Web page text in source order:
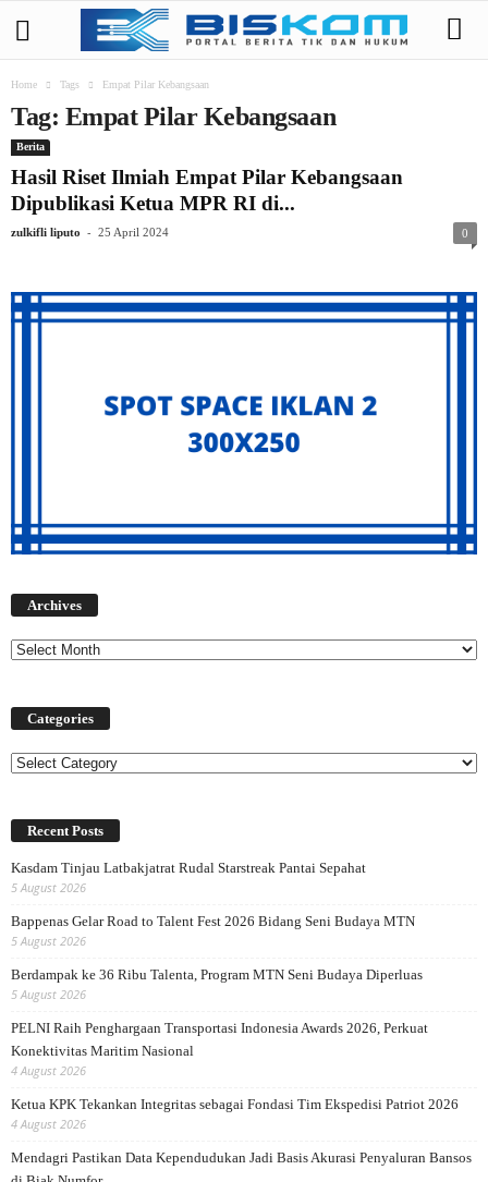
Home Tags Empat Pilar Kebangsaan
Tag: Empat Pilar Kebangsaan
Berita
Hasil Riset Ilmiah Empat Pilar Kebangsaan
Dipublikasi Ketua MPR RI di...
zulkifli liputo - 25 April 2024 0
Archives
Categories
Categories
Recent Posts
Kasdam Tinjau Latbakjatrat Rudal Starstreak Pantai Sepahat
5 August 2026
Bappenas Gelar Road to Talent Fest 2026 Bidang Seni Budaya MTN
5 August 2026
Berdampak ke 36 Ribu Talenta, Program MTN Seni Budaya Diperluas
5 August 2026
PELNI Raih Penghargaan Transportasi Indonesia Awards 2026, Perkuat
Konektivitas Maritim Nasional
4 August 2026
Ketua KPK Tekankan Integritas sebagai Fondasi Tim Ekspedisi Patriot 2026
4 August 2026
Mendagri Pastikan Data Kependudukan Jadi Basis Akurasi Penyaluran Bansos